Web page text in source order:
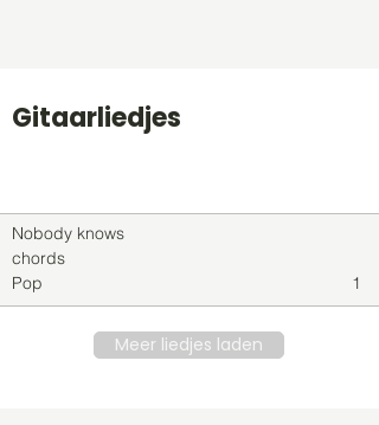
Gitaarliedjes
Nobody knows
chords
Pop
1
Meer liedjes laden